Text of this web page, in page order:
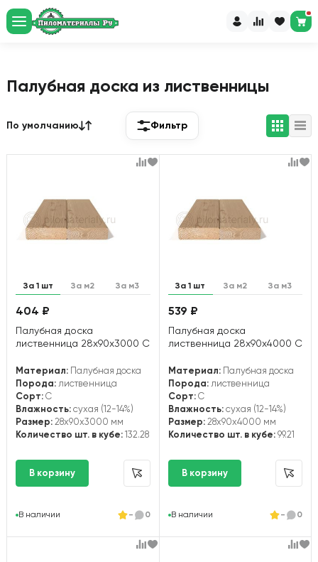
Рассчитайте пиломатериалы
и доставку за 60 секунд
Палубная доска из лиственницы
По умолчанию Фильтр
За 1 шт За м2 За м3
404 ₽
Палубная доска
лиственница 28х90х3000 С
Материал: Палубная доска
Порода: лиственница
Сорт: С
Влажность: сухая (12-14%)
Размер: 28x90x3000 мм
Количество шт. в кубе: 132.28
В наличии - 0
За 1 шт За м2 За м3
539 ₽
Палубная доска
лиственница 28х90х4000 С
Материал:Палубная доска
Порода:лиственница
Сорт:С
Влажность:сухая (12-14%)
Размер:28x90x4000 мм
Количество шт. в кубе:99.21
В наличии - 0